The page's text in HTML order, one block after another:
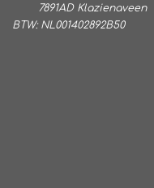
7891AD
BTW: NL001402892B50